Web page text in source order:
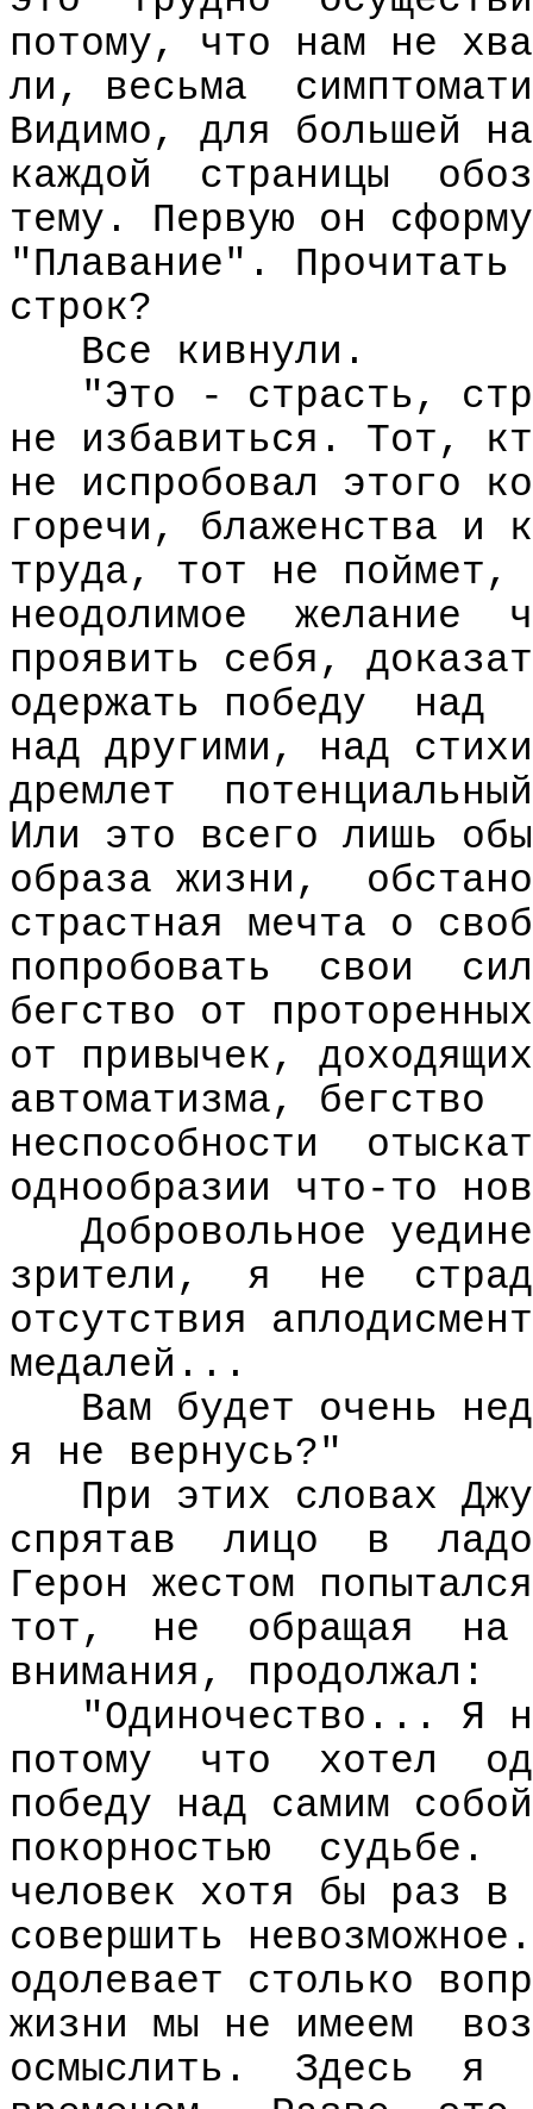
потому, что нам не
ли, весьма
Видимо, для большей
каждой
страницы
тему. Первую он
"Плавание". Прочитать
строк?
Все кивнули.
"Это - страсть,
не избавиться. Тот,
не испробовал этого
горечи, блаженства и
труда, тот не поймет,
неодолимое
желание
проявить себя,
одержать победу
над
над другими, над
дремлет
потенциальный
Или это всего лишь
образа жизни,
страстная мечта о
попробовать
свои
бегство от
от привычек,
автоматизма, бегство
неспособности
однообразии что-то
Добровольное
зрители,
я не
отсутствия
медалей...
Вам будет очень
я не вернусь?"
При этих словах
спрятав
лицо в
Герон жестом
тот,
не обращая
на
внимания, продолжал:
"Одиночество... Я
потому
что хотел
победу над самим
покорностью
судьбе.
человек хотя бы раз в
совершить
одолевает столько
жизни мы не имеем
осмыслить.
Здесь
я